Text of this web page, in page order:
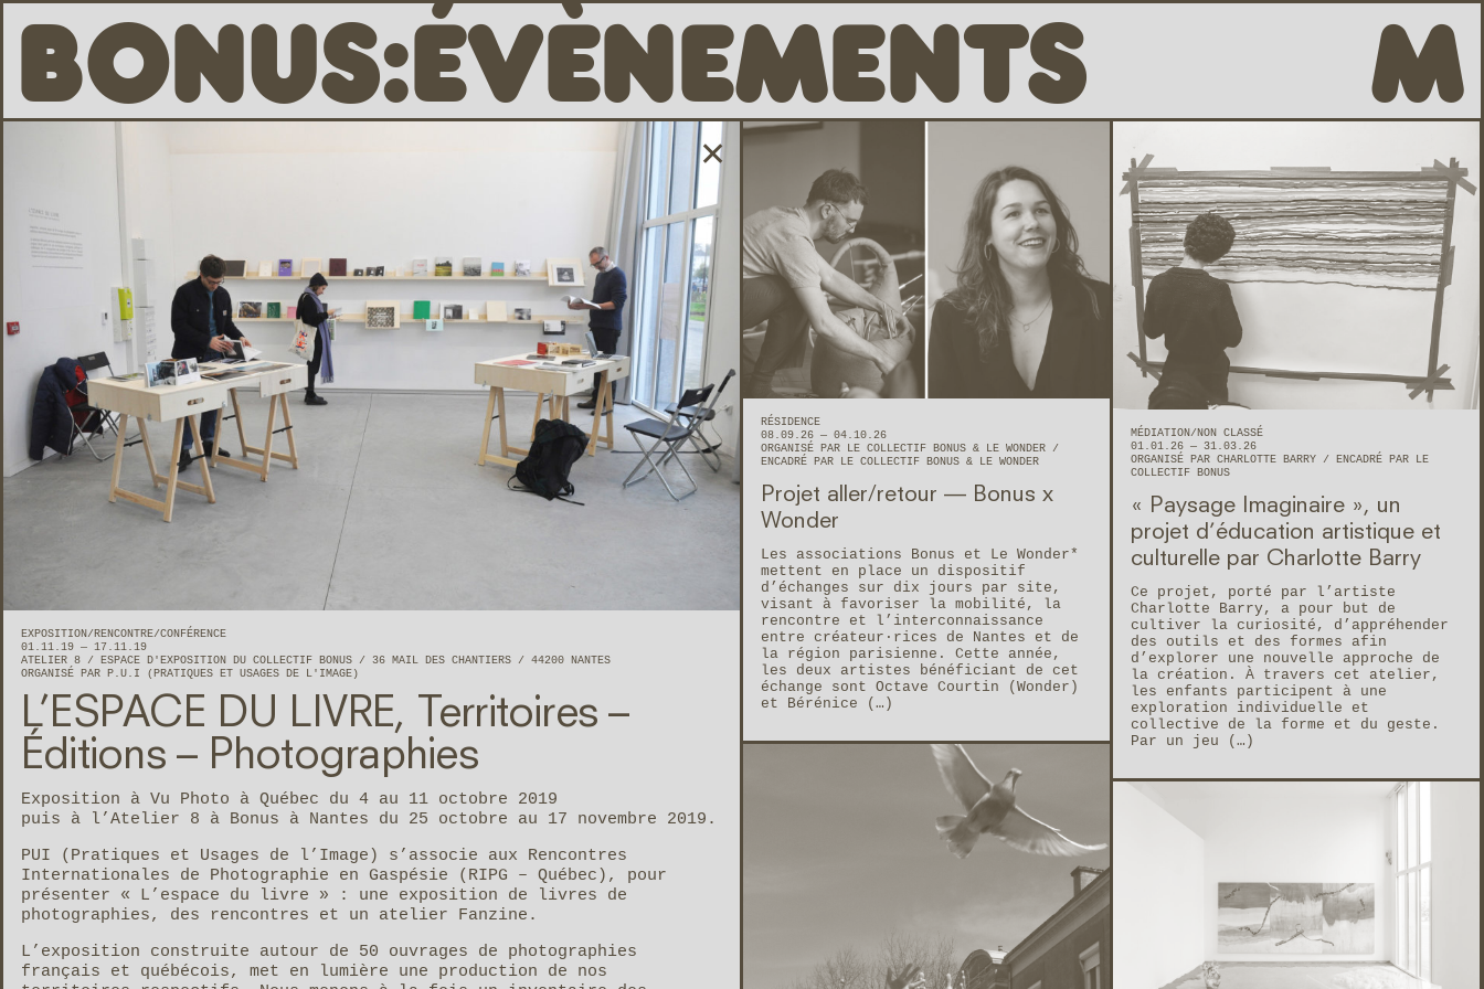
BONUS:ÉVÈNEMENTS M
✕
EXPOSITION
RENCONTRE/CONFÉRENCE
01.11.19 — 17.11.19
ATELIER 8
ESPACE D'EXPOSITION DU COLLECTIF BONUS 36 MAIL DES CHANTIERS 44200 NANTES
ORGANISÉ PAR P.U.I (PRATIQUES ET USAGES DE L'IMAGE)
L’ESPACE DU LIVRE, Territoires –
Éditions – Photographies
Exposition à Vu Photo à Québec du 4 au 11 octobre 2019
puis à l’Atelier 8 à Bonus à Nantes du 25 octobre au 17 novembre 2019.
PUI (Pratiques et Usages de l’Image) s’associe aux Rencontres
Internationales de Photographie en Gaspésie (RIPG – Québec), pour
présenter « L’espace du livre » : une exposition de livres de
photographies, des rencontres et un atelier Fanzine.
L’exposition construite autour de 50 ouvrages de photographies
français et québécois, met en lumière une production de nos
RÉSIDENCE
08.09.26 — 04.10.26
ORGANISÉ PAR LE COLLECTIF BONUS & LE WONDER
ENCADRÉ PAR LE COLLECTIF BONUS & LE WONDER
Projet aller/retour — Bonus x
Wonder
Les associations Bonus et Le Wonder*
mettent en place un dispositif
d’échanges sur dix jours par site,
visant à favoriser la mobilité, la
rencontre et l’interconnaissance
entre créateur·rices de Nantes et de
la région parisienne. Cette année,
les deux artistes bénéficiant de cet
échange sont Octave Courtin (Wonder)
et Bérénice (…)
MÉDIATION NON CLASSÉ
01.01.26 — 31.03.26
ORGANISÉ PAR CHARLOTTE BARRY
ENCADRÉ PAR LE
COLLECTIF BONUS
« Paysage Imaginaire », un
projet d’éducation artistique et
culturelle par Charlotte Barry
Ce projet, porté par l’artiste
Charlotte Barry, a pour but de
cultiver la curiosité, d’appréhender
des outils et des formes afin
d’explorer une nouvelle approche de
la création. À travers cet atelier,
les enfants participent à une
exploration individuelle et
collective de la forme et du geste.
Par un jeu (…)